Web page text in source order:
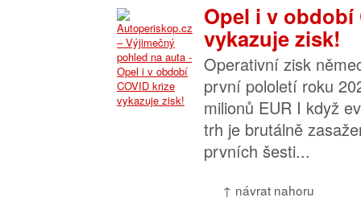
Opel i v období
vykazuje zisk!
Operativní zisk
první pololetí roku
milionů EUR I když
trh je brutálně
prvních šesti...
↑ návrat nahoru